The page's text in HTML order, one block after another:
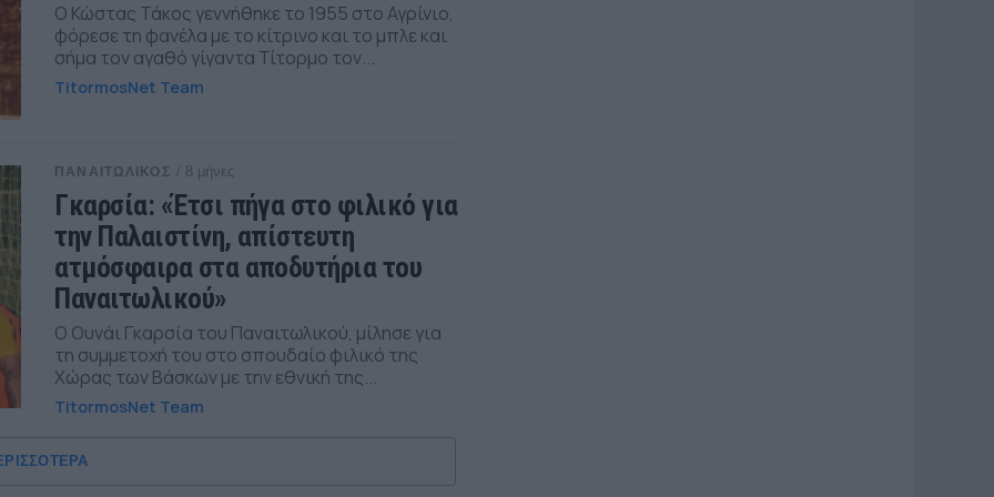
Ο Κώστας Τάκος γεννήθηκε το 1955 στο Αγρίνιο,
φόρεσε τη φανέλα με το κίτρινο και το μπλε και
σήμα τον αγαθό γίγαντα Τίτορμο τον...
TitormosNet Team
ΠΑΝΑΙΤΩΛΙΚΟΣ / 8 μήνες
Γκαρσία: «Έτσι πήγα στο φιλικό για
την Παλαιστίνη, απίστευτη
ατμόσφαιρα στα αποδυτήρια του
Παναιτωλικού»
Ο Ουνάι Γκαρσία του Παναιτωλικού, μίλησε για
τη συμμετοχή του στο σπουδαίο φιλικό της
Χώρας των Βάσκων με την εθνική της...
TitormosNet Team